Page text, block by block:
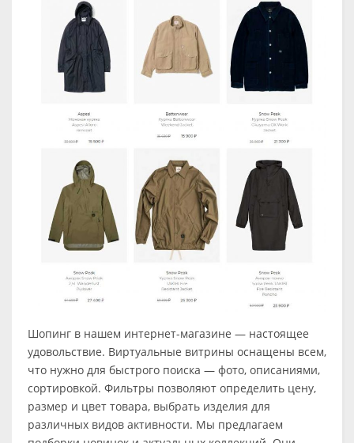
Шопинг в нашем интернет-магазине — настоящее
удовольствие. Виртуальные витрины оснащены всем,
что нужно для быстрого поиска — фото, описаниями,
сортировкой. Фильтры позволяют определить цену,
размер и цвет товара, выбрать изделия для
различных видов активности. Мы предлагаем